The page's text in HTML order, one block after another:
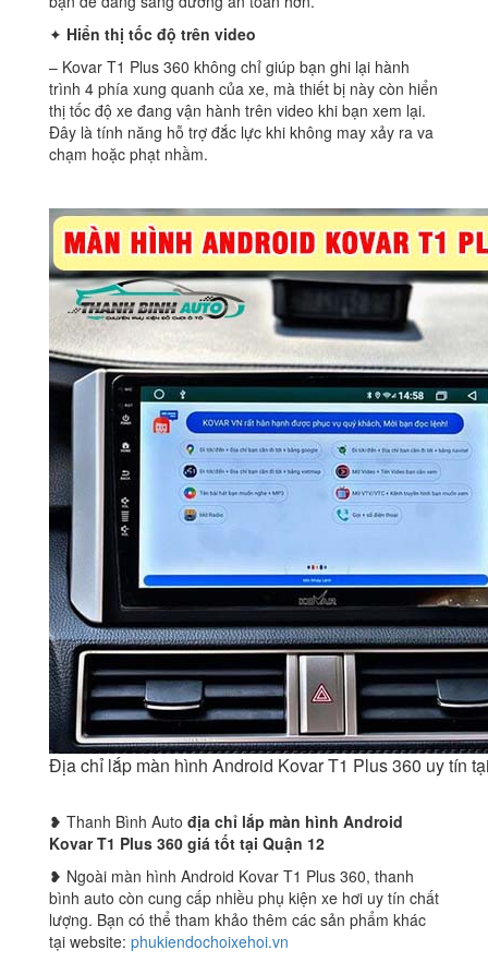
✦ Hiển thị tốc độ trên video
– Kovar T1 Plus 360 không chỉ giúp bạn ghi lại hành
trình 4 phía xung quanh của xe, mà thiết bị này còn hiển
thị tốc độ xe đang vận hành trên video khi bạn xem lại.
Đây là tính năng hỗ trợ đắc lực khi không may xảy ra va
chạm hoặc phạt nhầm.
Địa chỉ lắp màn hình Android Kovar T1 Plus 360 uy tín
❥ Thanh Bình Auto địa chỉ lắp màn hình Android
Kovar T1 Plus 360 giá tốt tại Quận 12
❥ Ngoài màn hình Android Kovar T1 Plus 360, thanh
bình auto còn cung cấp nhiều phụ kiện xe hơi uy tín chất
lượng. Bạn có thể tham khảo thêm các sản phẩm khác
tại website: phukiendochoixehoi.vn